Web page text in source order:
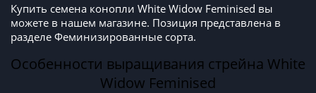
Купить семена конопли White Widow Feminised вы
можете в нашем магазине. Позиция представлена в
разделе Феминизированные сорта.
Особенности выращивания стрейна White
Widow Feminised